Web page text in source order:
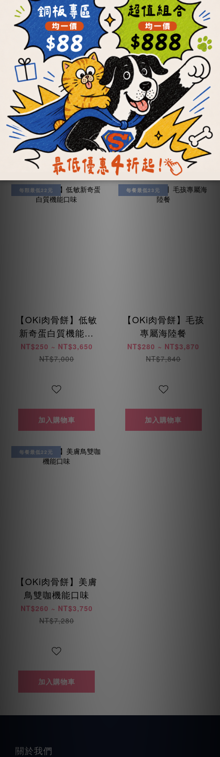
【OKi肉骨餅】彩色
均衡機能口味
NT$199 ~ NT$3,160
NT$5,572
加入購物車
【OKi肉骨餅】低脂
舒活機能口味
NT$220 ~ NT$3,470
NT$6,160
加入購物車
每顆最低22元
【OKi肉骨餅】低敏
新奇蛋白質機能口
味
NT$250 ~ NT$3,650
NT$7,000
加入購物車
每餐最低23元
【OKi肉骨餅】毛孩
專屬海陸餐
NT$280 ~ NT$3,870
NT$7,840
加入購物車
每餐最低22元
【OKi肉骨餅】美膚
鳥雙咖機能口味
NT$260 ~ NT$3,750
NT$7,280
加入購物車
關於我們